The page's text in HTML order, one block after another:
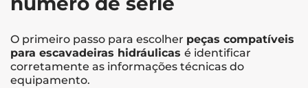
O primeiro passo para escolher peças compatíveis
para escavadeiras hidráulicas é identificar
corretamente as informações técnicas do
equipamento.